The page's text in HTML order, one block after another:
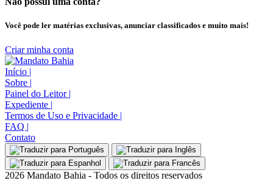
Você pode ler matérias exclusivas, anunciar classificados e muito mais!
Criar minha conta
Início |
Sobre |
Painel do Leitor |
Expediente |
Termos de Uso e Privacidade |
FAQ |
Contato
2026 Mandato Bahia - Todos os direitos reservados